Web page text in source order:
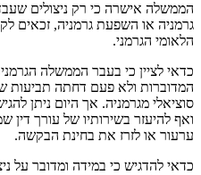
הממשלה אישרה כי רק ניצולים
גרמניה או השפעת גרמניה, זכאים
הלאומי הגרמני.
כדאי לציין כי בעבר הממשלה
המדוברות ולא פעם דחתה תביעות
סוציאלי מגרמניה. אך היום ניתן
ואף להיעזר בשירותיו של עורך
ערעור או לזרז את בחינת הבקשה.
כדאי להדגיש כי במידה ומדובר על